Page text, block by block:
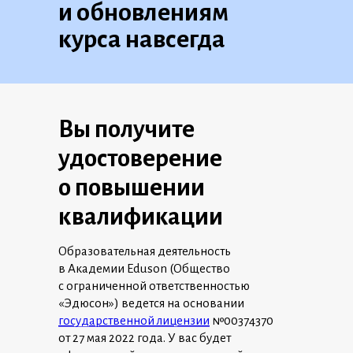
и обновлениям
курса навсегда
Вы получите
удостоверение
о повышении
квалификации
Образовательная деятельность
в Академии Eduson (Общество
с ограниченной ответственностью
«Эдюсон») ведется на основании
государственной лицензии №00374370
от 27 мая 2022 года. У вас будет